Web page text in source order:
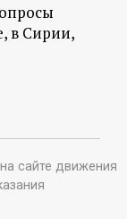
в Сирии,
сайте движения